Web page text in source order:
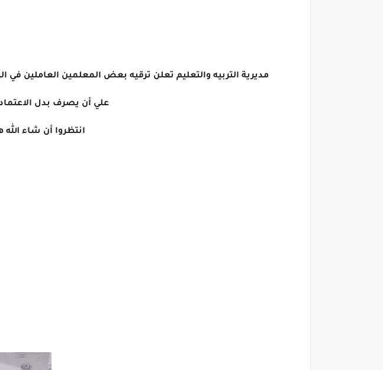
مديرية التربيه والتعليم تعلن ترقيه بعض المعلمين العاملين في
علي أن يصرف بدل الاعتماد
انتظروا أن شاء